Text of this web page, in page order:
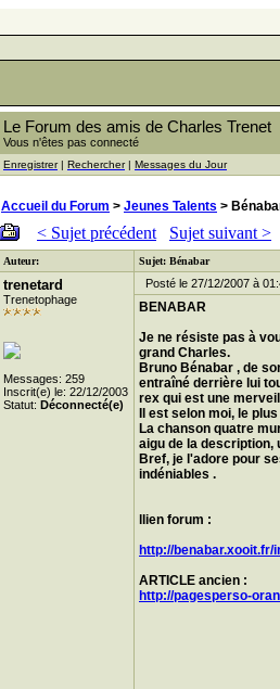
Le Forum des amis de Charles Trenet
Vous n'êtes pas connecté
Enregistrer| Rechercher| Messages du Jour
Accueil du Forum > Jeunes Talents >
< Sujet précédent Sujet suivant >
Auteur: Sujet: Bénabar
trenetard
Trenetophage
Messages: 259
Inscrit(e) le: 22/12/2003
Statut: Déconnecté(e)
Posté le 27/12/2007 à
BENABAR
Je ne résiste pas à
grand Charles.
Bruno Bénabar , de
entraîné derrière lui
rex qui est une
Il est selon moi, le
La chanson quatre
aigu de la description,
Bref, je l'adore pour
indéniables .
llien forum :
http://benabar.xooit.fr/
ARTICLE ancien :
http://pagesperso-